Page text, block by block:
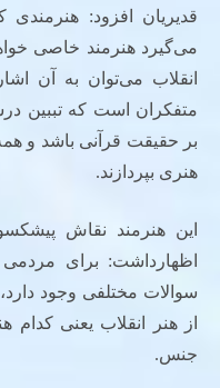
قدیریان افزود:
می‌گیرد هنرمند خاصی
انقلاب می‌توان به آن
متفکران است که تببین
بر حقیقت قرآنی باشد و
هنری بپردازند.
این هنرمند نقاش
اظهارداشت: برای مردمی
سوالات مختلفی وجود
از هنر انقلاب یعنی کدام
جنس.